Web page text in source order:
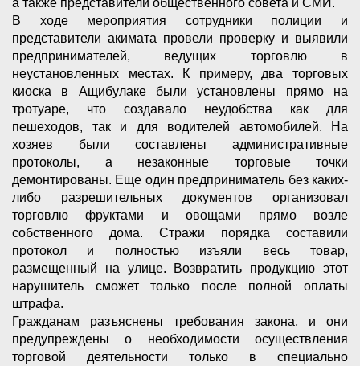
а также представители общественного совета и СМИ.
В ходе мероприятия сотрудники полиции и
представители акимата провели проверку и выявили
предпринимателей, ведущих торговлю в
неустановленных местах. К примеру, два торговых
киоска в Ащибулаке были установлены прямо на
тротуаре, что создавало неудобства как для
пешеходов, так и для водителей автомобилей. На
хозяев были составлены административные
протоколы, а незаконные торговые точки
демонтированы. Еще один предприниматель без каких-
либо разрешительных документов организовал
торговлю фруктами и овощами прямо возле
собственного дома. Стражи порядка составили
протокол и полностью изъяли весь товар,
размещенный на улице. Возвратить продукцию этот
нарушитель сможет только после полной оплаты
штрафа.
Гражданам разъяснены требования закона, и они
предупреждены о необходимости осуществления
торговой деятельности только в специально